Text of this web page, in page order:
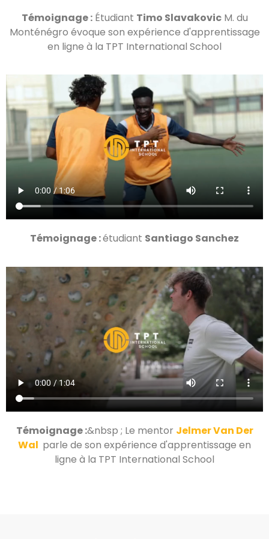
Témoignage :Étudiant Timo Slavakovic M. du
Monténégro évoque son expérience d'apprentissage
en ligne à la TPT International School
Témoignage :étudiant Santiago Sanchez
Témoignage :&nbsp ; Le mentor Jelmer Van Der
Wal parle de son expérience d'apprentissage en
ligne à la TPT International School